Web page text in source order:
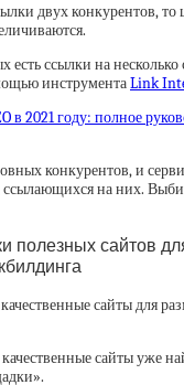
двух конкурентов,
есть ссылки на
инструментаLink
конкурентов, и
на них.
полезных сайтов
сайты для
сайты уже